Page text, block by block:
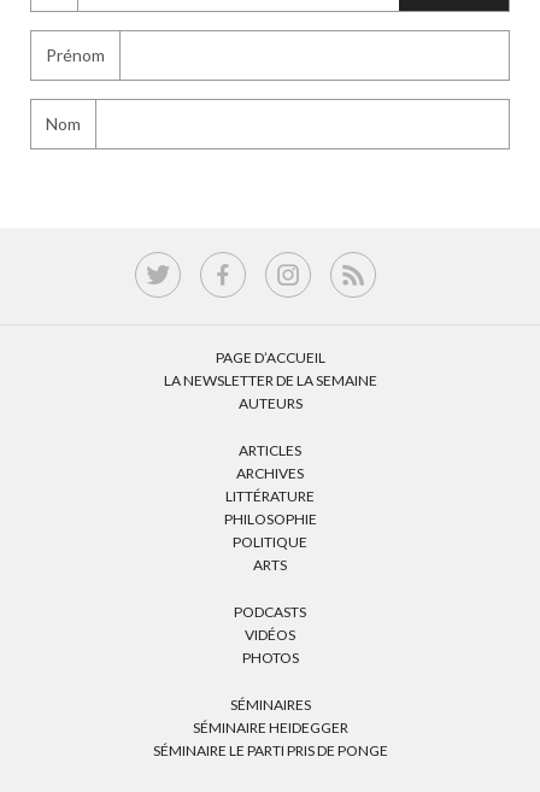
Prénom
Nom
PAGE D’ACCUEIL
LA NEWSLETTER DE LA SEMAINE
AUTEURS
ARTICLES
ARCHIVES
LITTÉRATURE
PHILOSOPHIE
POLITIQUE
ARTS
PODCASTS
VIDÉOS
PHOTOS
SÉMINAIRES
SÉMINAIRE HEIDEGGER
SÉMINAIRE LE PARTI PRIS DE PONGE